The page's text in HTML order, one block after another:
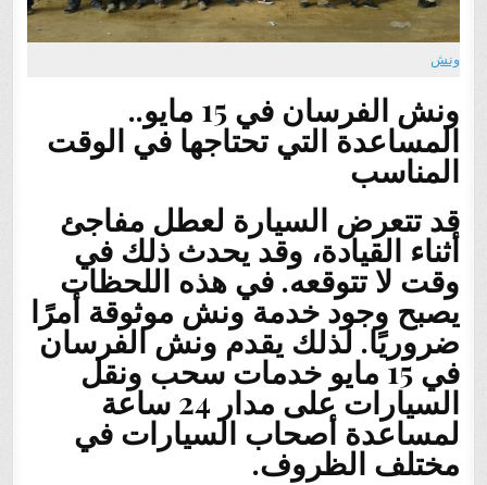
ونش
ونش الفرسان في 15 مايو..
المساعدة التي تحتاجها في الوقت
المناسب
قد تتعرض السيارة لعطل مفاجئ
أثناء القيادة، وقد يحدث ذلك في
وقت لا تتوقعه. في هذه اللحظات
يصبح وجود خدمة ونش موثوقة أمرًا
ضروريًا. لذلك يقدم ونش الفرسان
في 15 مايو خدمات سحب ونقل
السيارات على مدار 24 ساعة
لمساعدة أصحاب السيارات في
مختلف الظروف.